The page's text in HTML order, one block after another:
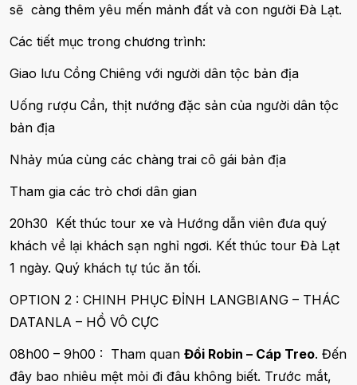
sẽ càng thêm yêu mến mảnh đất và con người Đà Lạt.
Các tiết mục trong chương trình:
Giao lưu Cồng Chiêng với người dân tộc bản địa
Uống rượu Cần, thịt nướng đặc sản của người dân tộc
bản địa
Nhảy múa cùng các chàng trai cô gái bản địa
Tham gia các trò chơi dân gian
20h30 Kết thúc tour xe và Hướng dẫn viên đưa quý
khách về lại khách sạn nghỉ ngơi. Kết thúc tour Đà Lạt
1 ngày. Quý khách tự túc ăn tối.
OPTION 2 : CHINH PHỤC ĐỈNH LANGBIANG – THÁC
DATANLA – HỒ VÔ CỰC
08h00 – 9h00 : Tham quan Đồi Robin – Cáp Treo. Đến
đây bao nhiêu mệt mỏi đi đâu không biết. Trước mắt,